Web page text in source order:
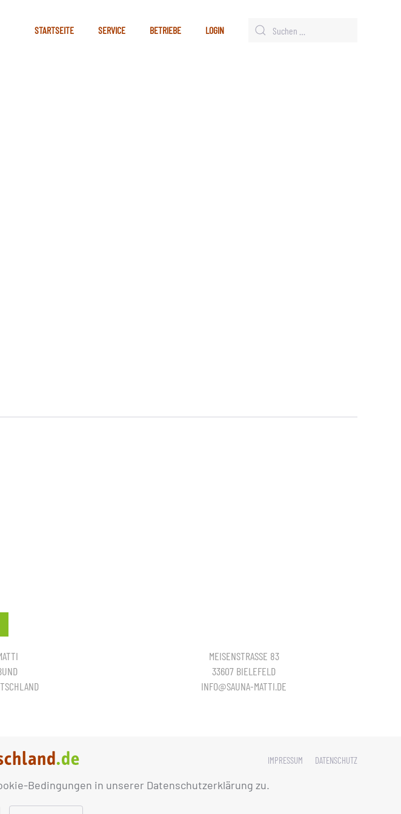
Bedingungen in unserer Datenschutzerklärung zu.
STARTSEITE SERVICE BETRIEBE LOGIN
MEISENSTRASSE 83
33607 BIELEFELD
INFO@SAUNA-MATTI.DE
IMPRESSUM DATENSCHUTZ